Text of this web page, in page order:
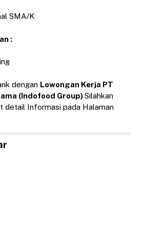
SMA/K
:
dengan Lowongan Kerja PT
(Indofood Group)Silahkan
detail Informasi pada Halaman